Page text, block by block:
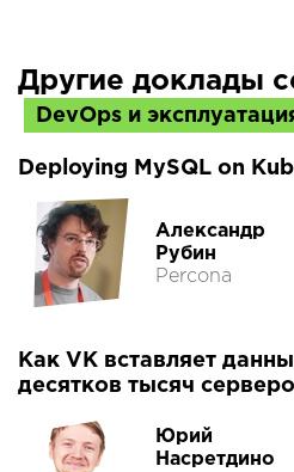
Другие доклады
DevOps и
Deploying MySQL on
Александр
Рубин
Percona
Как VK вставляет
десятков тысяч
Юрий
Насретдино